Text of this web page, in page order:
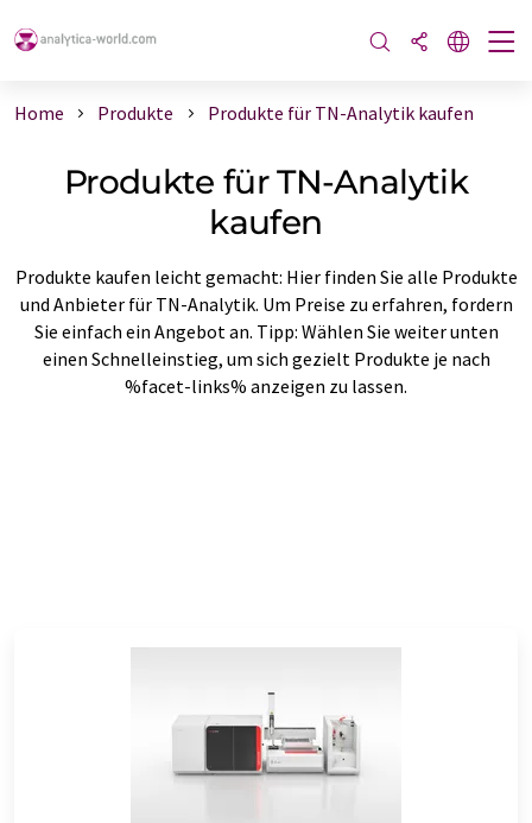
Home Produkte Produkte für TN-Analytik kaufen
Produkte für TN-Analytik
kaufen
Produkte kaufen leicht gemacht: Hier finden Sie alle Produkte
und Anbieter für TN-Analytik. Um Preise zu erfahren, fordern
Sie einfach ein Angebot an. Tipp: Wählen Sie weiter unten
einen Schnelleinstieg, um sich gezielt Produkte je nach
%facet-links% anzeigen zu lassen.